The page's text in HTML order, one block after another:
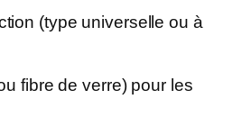
(type universelle ou à
fibre de verre) pour les